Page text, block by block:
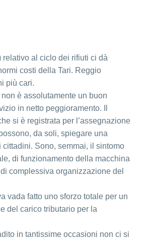
al ciclo dei rifiuti ci dà
costi della Tari. Reggio
più cari.
è assolutamente un buon
in netto peggioramento. Il
si è registrata per l’assegnazione
da soli, spiegare una
Sono, semmai, il sintomo
di funzionamento della macchina
complessiva organizzazione del
vada fatto uno sforzo totale per un
del carico tributario per la
in tantissime occasioni non ci si